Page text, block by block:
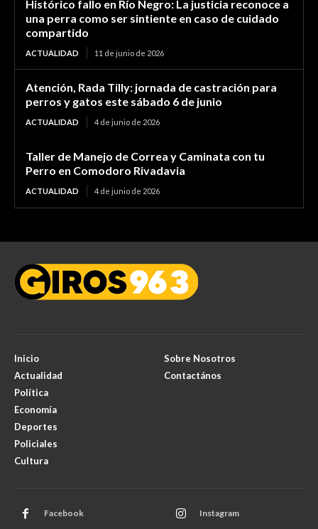
Histórico fallo en Río Negro: La justicia reconoce a
una perra como ser sintiente en caso de cuidado
compartido
ACTUALIDAD 11 de junio de 2026
Atención, Rada Tilly: jornada de castración para
perros y gatos este sábado 6 de junio
ACTUALIDAD 4 de junio de 2026
Taller de Manejo de Correa y Caminata con tu
Perro en Comodoro Rivadavia
ACTUALIDAD 4 de junio de 2026
Inicio
Actualidad
Política
Economía
Deportes
Policiales
Cultura
Sobre Nosotros
Contactános
Facebook Instagram